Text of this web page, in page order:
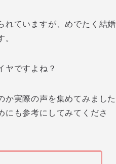
れていますが、めでたく結婚
ヤですよね？
か実際の声を集めてみました
にも参考にしてみてくださ